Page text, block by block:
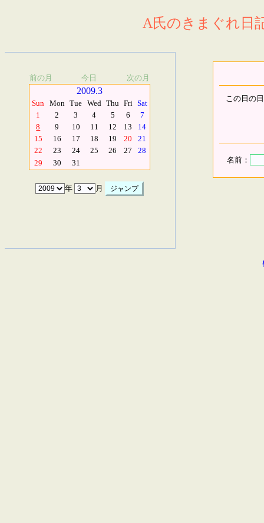
A氏のきまぐれ日
前の月 今日 次の月
2009.3
Sun Mon Tue Wed Thu Fri Sat
1
2 3 4 5 6
7
8
9 10 11 12 13
14
15
16 17 18 19 20
21
22
23 24 25 26 27
28
29
30 31
年 月
この日の
名前：